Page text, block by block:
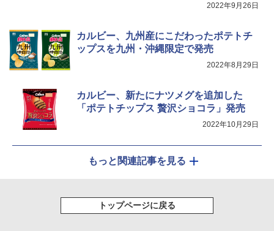
2022年9月26日
カルビー、九州産にこだわったポテトチ
ップスを九州・沖縄限定で発売
2022年8月29日
カルビー、新たにナツメグを追加した
「ポテトチップス 贅沢ショコラ」発売
2022年10月29日
もっと関連記事を見る
トップページに戻る